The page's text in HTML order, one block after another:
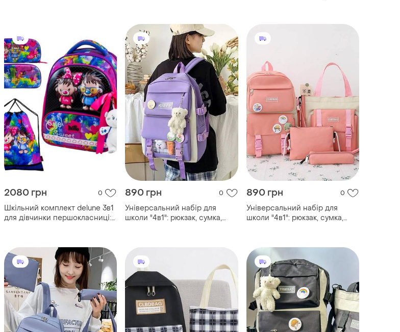
2080 грн 0
Шкільний комплект delune 3в1
для дівчинки першокласниці:
пенал в школу
890 грн 0
Універсальний набір для
школи "4в1": рюкзак, сумка,
890 грн 0
Універсальний набір для
школи "4в1": рюкзак, сумка,